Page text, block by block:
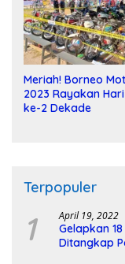
Meriah! Borneo
2023 Rayakan
ke-2 Dekade
Terpopuler
1 April 19, 2022
Gelapkan
Ditangkap